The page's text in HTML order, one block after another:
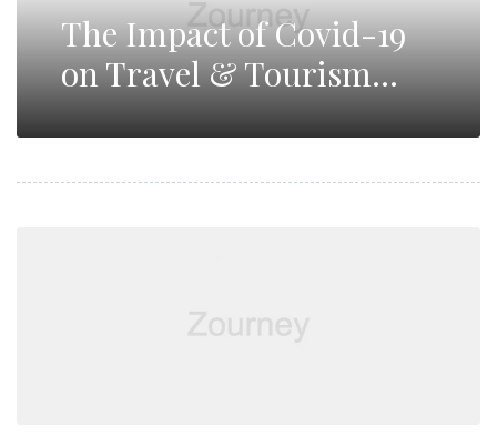
The Impact of Covid-19
on Travel & Tourism
Industry in Future